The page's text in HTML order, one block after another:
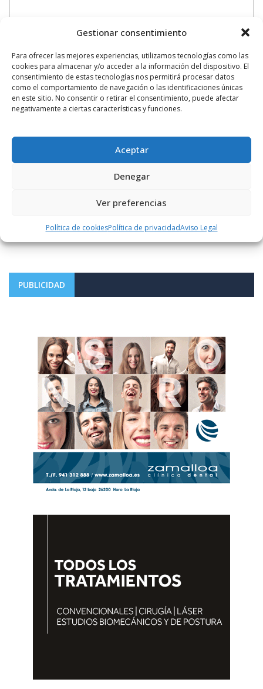
Gestionar consentimiento
Para ofrecer las mejores experiencias, utilizamos tecnologías como las
cookies para almacenar y/o acceder a la información del dispositivo. El
consentimiento de estas tecnologías nos permitirá procesar datos
como el comportamiento de navegación o las identificaciones únicas
en este sitio. No consentir o retirar el consentimiento, puede afectar
negativamente a ciertas características y funciones.
Aceptar
Denegar
Ver preferencias
Política de cookiesPolítica de privacidadAviso Legal
Notificarme vía correo electrónico cuando el comentario sea
Este sitio usa Akismet para reducir el spam.
Aprende
cómo se procesan los datos de tus comentarios.
PUBLICIDAD